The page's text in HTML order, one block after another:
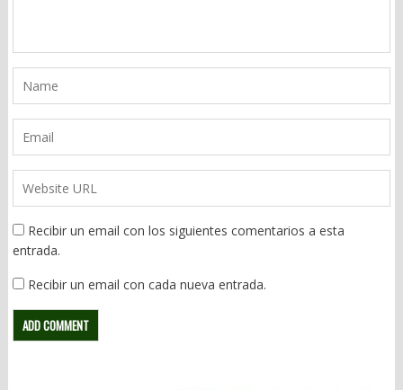
Recibir un email con los siguientes comentarios a esta
entrada.
Recibir un email con cada nueva entrada.